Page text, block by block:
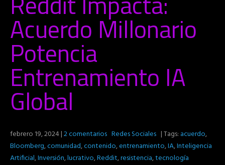
Acuerdo Millonario
Potencia
Entrenamiento IA
Global
febrero 19, 2024|2 comentarios Redes Sociales | Tags: acuerdo,
Bloomberg,comunidad,contenido,entrenamiento,IA,Inteligencia
Artificial,Inversión,lucrativo,Reddit,resistencia,tecnología